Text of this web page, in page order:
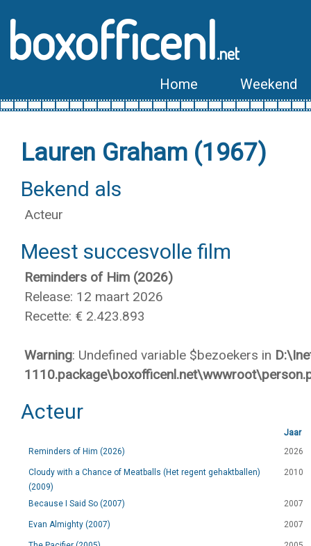
boxofficenl.net
Home Weekend
Lauren Graham (1967)
Bekend als
Acteur
Meest succesvolle film
Reminders of Him (2026)
Release: 12 maart 2026
Recette: € 2.423.893
Warning: Undefined variable $bezoekers in
Acteur
Jaar
Reminders of Him (2026)
2026
Cloudy with a Chance of Meatballs (Het regent gehaktballen)
(2009)
2010
Because I Said So (2007) 2007
Evan Almighty (2007) 2007